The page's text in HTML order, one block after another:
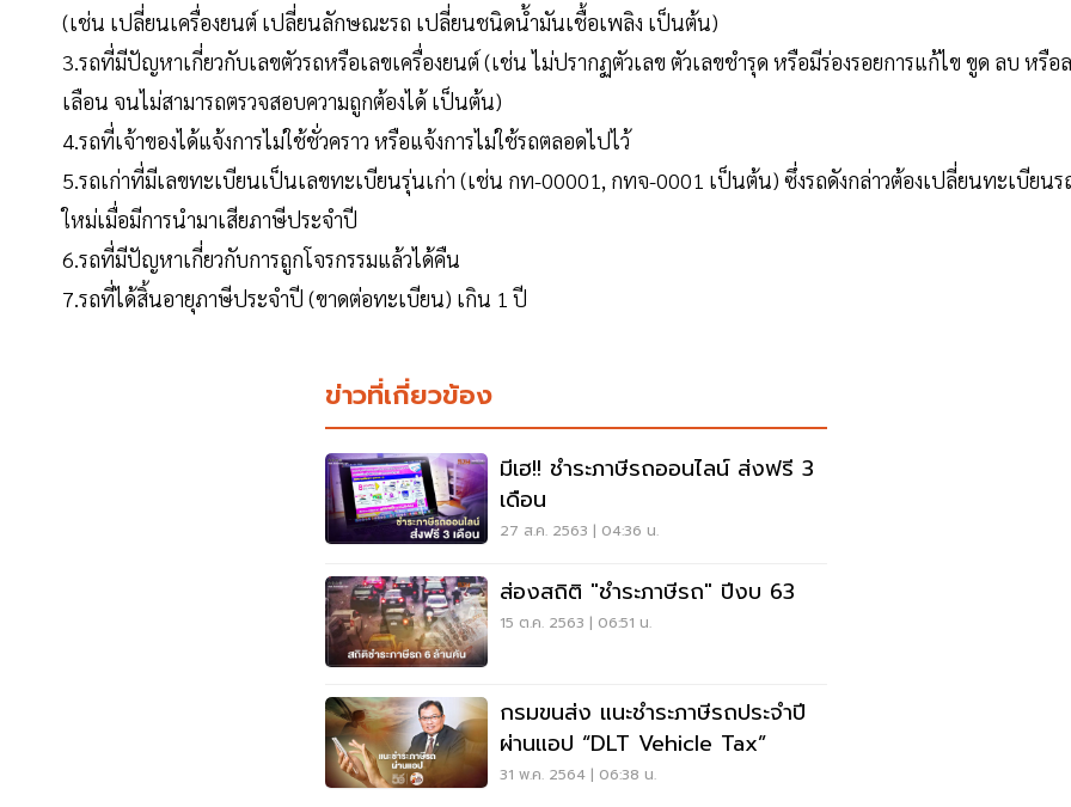
(เช่น เปลี่ยนเครื่องยนต์ เปลี่ยนลักษณะรถ เปลี่ยนชนิดน้ำมันเชื้อเพลิง เป็นต้น)
3.รถที่มีปัญหาเกี่ยวกับเลขตัวรถหรือเลขเครื่องยนต์ (เช่น ไม่ปรากฏตัวเลข ตัวเลขชำรุด หรือมีร่องรอยการแก้ไข ขูด ลบ หรือ
เลือน จนไม่สามารถตรวจสอบความถูกต้องได้ เป็นต้น)
4.รถที่เจ้าของได้แจ้งการไม่ใช้ชั่วคราว หรือแจ้งการไม่ใช้รถตลอดไปไว้
5.รถเก่าที่มีเลขทะเบียนเป็นเลขทะเบียนรุ่นเก่า (เช่น กท-00001, กทจ-0001 เป็นต้น) ซึ่งรถดังกล่าวต้องเปลี่ยนทะเบียนร
ใหม่เมื่อมีการนำมาเสียภาษีประจำปี
6.รถที่มีปัญหาเกี่ยวกับการถูกโจรกรรมแล้วได้คืน
7.รถที่ได้สิ้นอายุภาษีประจำปี (ขาดต่อทะเบียน) เกิน 1 ปี
ข่าวที่เกี่ยวข้อง
มีเฮ!! ชำระภาษีรถออนไลน์ ส่งฟรี 3
เดือน
27 ส.ค. 2563 | 04:36 น.
ส่องสถิติ "ชำระภาษีรถ" ปีงบ 63
15 ต.ค. 2563 | 06:51 น.
กรมขนส่ง แนะชำระภาษีรถประจำปี
ผ่านแอป “DLT Vehicle Tax”
31 พ.ค. 2564 | 06:38 น.